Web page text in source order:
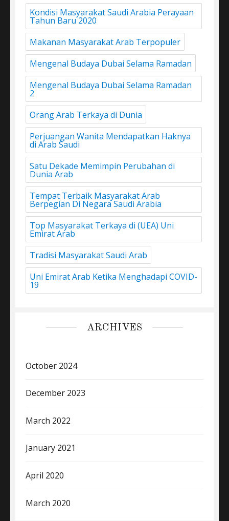
Kondisi Masyarakat Saudi Arabia Perayaan
Tahun Baru 2020
Makanan Masyarakat Arab Terpopuler
Mengenal Budaya Dubai Selama Ramadan
Mengenal Budaya Dubai Selama Ramadan
2
Orang Arab Terkaya di Dunia
Perjuangan Wanita Mendapatkan Haknya
di Arab Saudi
Satu Dekade Memimpin Perubahan di
Dunia Arab
Tempat Terbaik Masyarakat Arab
Berpegian Di Negara Saudi Arabia
Top Masyarakat Terkaya di (UEA) Uni
Emirat Arab
Tradisi Masyarakat Saudi Arab
Uni Emirat Arab Ketika Menghadapi COVID-
19
ARCHIVES
October 2024
December 2023
March 2022
January 2021
April 2020
March 2020